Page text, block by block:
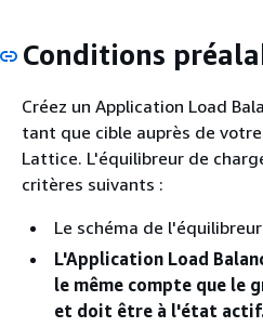
Conditions
Créez un Application Load
tant que cible auprès de votre
Lattice. L'équilibreur de
critères suivants :
Le schéma de
L'Application Load
le même compte que le
et doit être à l'état